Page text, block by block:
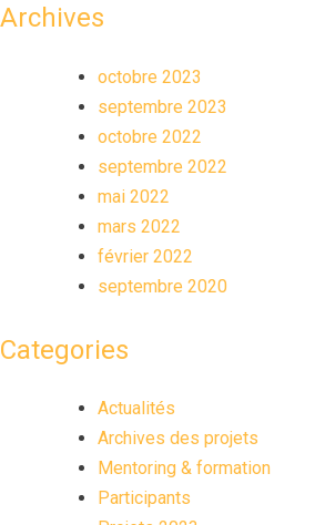
Archives
octobre 2023
septembre 2023
octobre 2022
septembre 2022
mai 2022
mars 2022
février 2022
septembre 2020
Categories
Actualités
Archives des projets
Mentoring & formation
Participants